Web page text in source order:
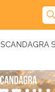
Kliendiportaal
SCANDAGRA